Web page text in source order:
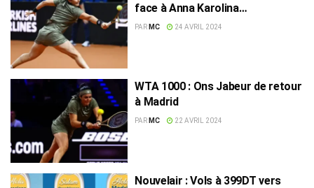
face à Anna Karolina
Schmiedlova au 2e tour
PAR MC 24 AVRIL 2024
WTA 1000 : Ons Jabeur de retour
à Madrid
PAR MC 22 AVRIL 2024
Nouvelair : Vols à 399DT vers